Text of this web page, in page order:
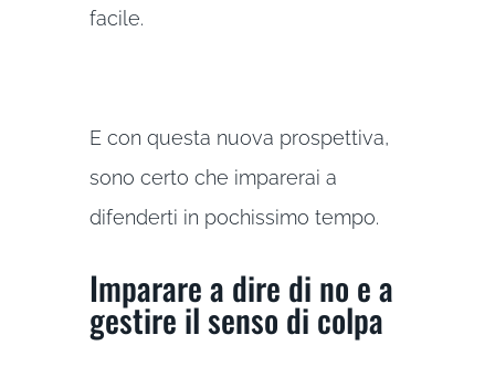
facile.
E con questa nuova prospettiva,
sono certo che imparerai a
difenderti in pochissimo tempo.
Imparare a dire di no e a
gestire il senso di colpa